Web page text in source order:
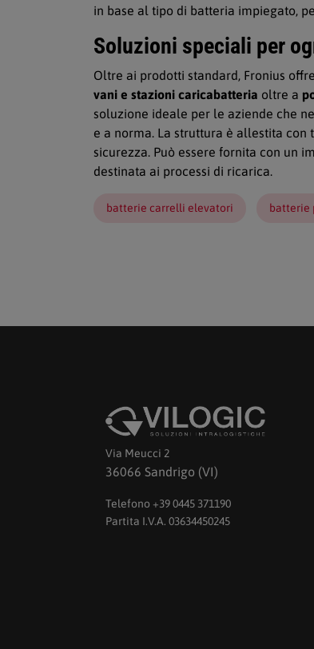
in base al tipo di batteria impiegato,
Soluzioni speciali per
Oltre ai prodotti standard, Fronius
vani e stazioni caricabatteria oltre a
soluzione ideale per le aziende che
e a norma. La struttura è allestita
sicurezza. Può essere fornita con un
destinata ai processi di ricarica.
batterie carrelli elevatori batterie
Via Meucci 2
36066 Sandrigo (VI)
Telefono +39 0445 371190
Partita I.V.A. 03634450245